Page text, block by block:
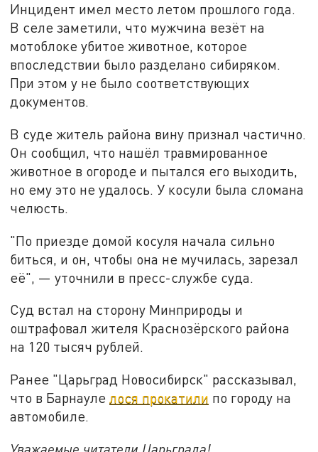
Инцидент имел место летом прошлого года.
В селе заметили, что мужчина везёт на
мотоблоке убитое животное, которое
впоследствии было разделано сибиряком.
При этом у не было соответствующих
документов.
В суде житель района вину признал частично.
Он сообщил, что нашёл травмированное
животное в огороде и пытался его выходить,
но ему это не удалось. У косули была сломана
челюсть.
"По приезде домой косуля начала сильно
биться, и он, чтобы она не мучилась, зарезал
её", — уточнили в пресс-службе суда.
Суд встал на сторону Минприроды и
оштрафовал жителя Краснозёрского района
на 120 тысяч рублей.
Ранее "Царьград Новосибирск" рассказывал,
что в Барнаулелося прокатили по городу на
автомобиле.
Уважаемые читатели Царьграда!